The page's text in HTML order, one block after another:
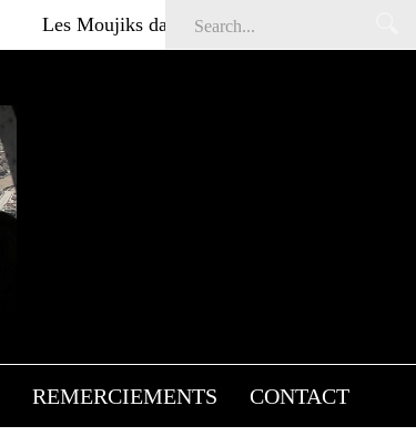
Les Moujiks dans Affaires sensibles
REMERCIEMENTS CONTACT